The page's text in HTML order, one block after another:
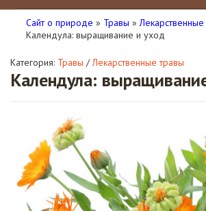
Сайт о природе » Травы »
Календула: выращивание и уход
Категория: Травы /Лекарственные травы
Календула: